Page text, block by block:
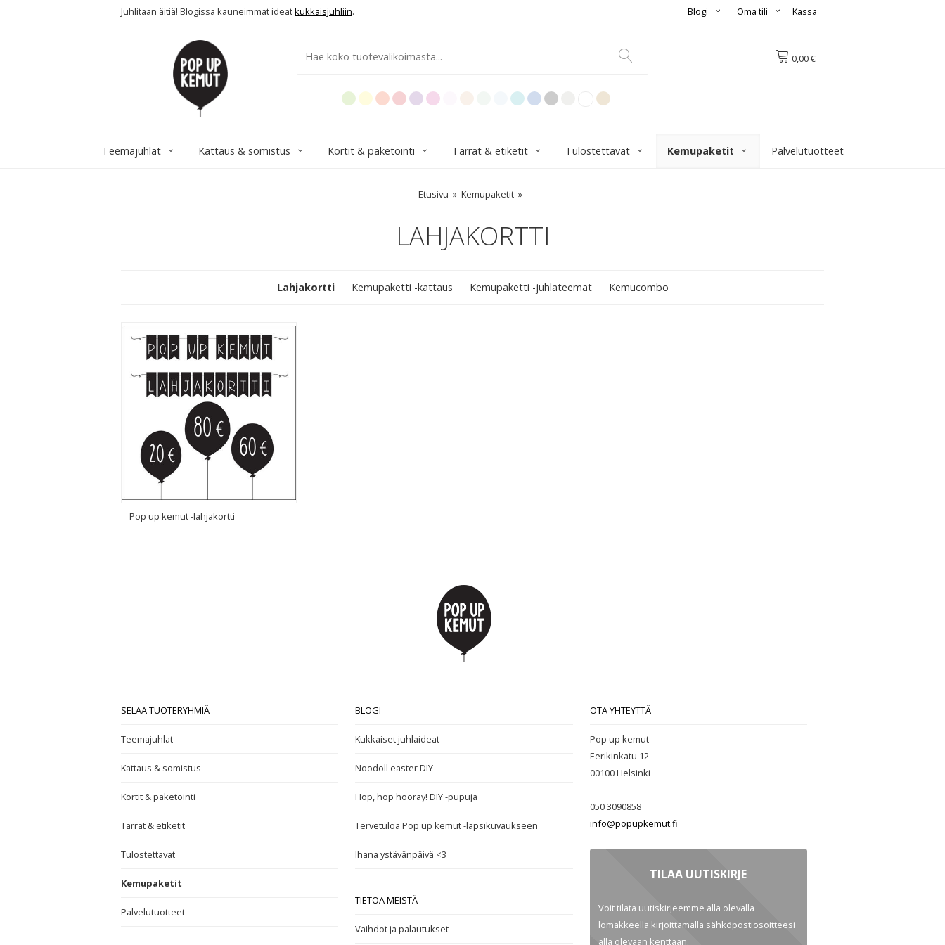
Juhlitaan äitiä! Blogissa kauneimmat ideatkukkaisjuhliin. Kassa
Oma tili
Blogi
0,00 €
Teemajuhlat Kattaus & somistus Kortit & paketointi Tarrat & etiketit Tulostettavat Kemupaketit Palvelutuotteet
Etusivu Kemupaketit
LAHJAKORTTI
Lahjakortti Kemupaketti -kattaus Kemupaketti -juhlateemat Kemucombo
Pop up kemut -lahjakortti
SELAA TUOTERYHMIÄ
Teemajuhlat
Kattaus & somistus
Kortit & paketointi
Tarrat & etiketit
Tulostettavat
Kemupaketit
Palvelutuotteet
BLOGI
Kukkaiset juhlaideat
Noodoll easter DIY
Hop, hop hooray! DIY -pupuja
Tervetuloa Pop up kemut -lapsikuvaukseen
Ihana ystävänpäivä <3
TIETOA MEISTÄ
Vaihdot ja palautukset
OTA YHTEYTTÄ
Pop up kemut
Eerikinkatu 12
00100Helsinki
050 3090858
info@popupkemut.fi
TILAA UUTISKIRJE
Voit tilata uutiskirjeemme alla olevalla
lomakkeella kirjoittamalla sähköpostiosoitteesi
alla olevaan kenttään.